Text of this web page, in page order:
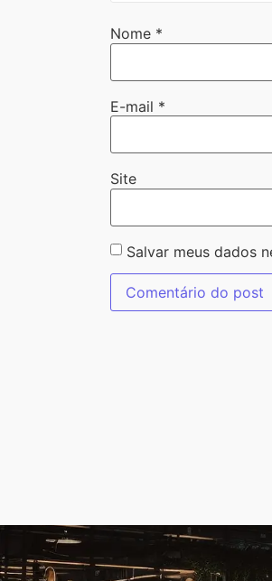
Nome *
E-mail *
Site
Salvar meus dados